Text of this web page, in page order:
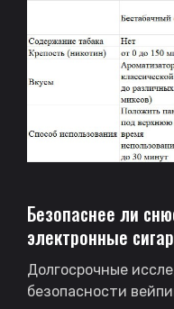
Безопаснее ли
электронные
Долгосрочные
безопасности